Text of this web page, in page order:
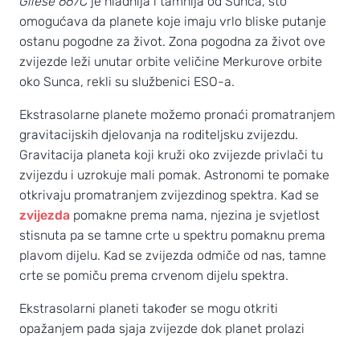
omogućava da planete koje imaju vrlo bliske putanje
ostanu pogodne za život. Zona pogodna za život ove
zvijezde leži unutar orbite veličine Merkurove orbite
oko Sunca, rekli su službenici ESO-a.
Ekstrasolarne planete možemo pronaći promatranjem
gravitacijskih djelovanja na roditeljsku zvijezdu.
Gravitacija planeta koji kruži oko zvijezde privlači tu
zvijezdu i uzrokuje mali pomak. Astronomi te pomake
otkrivaju promatranjem zvijezdinog spektra. Kad se
zvijezda pomakne prema nama, njezina je svjetlost
stisnuta pa se tamne crte u spektru pomaknu prema
plavom dijelu. Kad se zvijezda odmiče od nas, tamne
crte se pomiču prema crvenom dijelu spektra.
Ekstrasolarni planeti također se mogu otkriti
opažanjem pada sjaja zvijezde dok planet prolazi